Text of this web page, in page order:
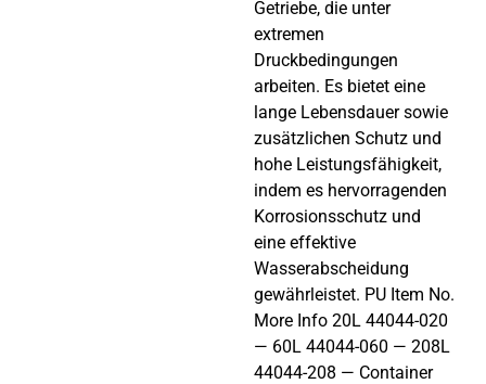
Getriebe, die unter
extremen
Druckbedingungen
arbeiten. Es bietet eine
lange Lebensdauer sowie
zusätzlichen Schutz und
hohe Leistungsfähigkeit,
indem es hervorragenden
Korrosionsschutz und
eine effektive
Wasserabscheidung
gewährleistet. PU Item No.
More Info 20L 44044-020
— 60L 44044-060 — 208L
44044-208 — Container